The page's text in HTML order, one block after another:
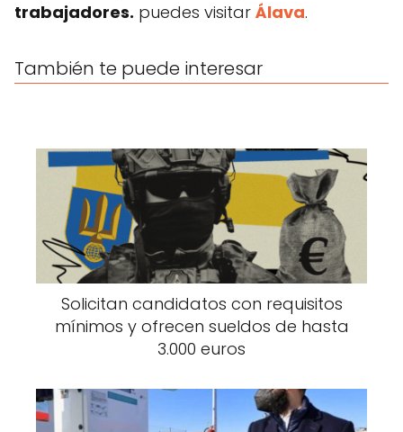
trabajadores. puedes visitar Álava.
También te puede interesar
Solicitan candidatos con requisitos
mínimos y ofrecen sueldos de hasta
3.000 euros